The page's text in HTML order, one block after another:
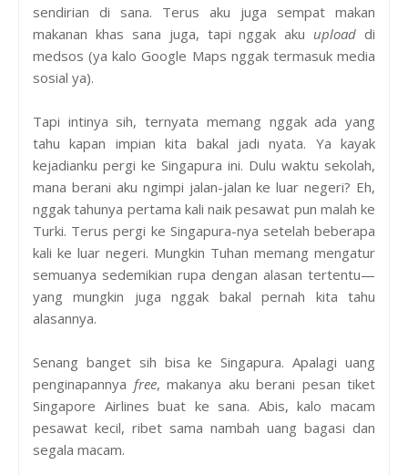
sendirian di sana. Terus aku juga sempat makan
makanan khas sana juga, tapi nggak aku upload di
medsos (ya kalo Google Maps nggak termasuk media
sosial ya).
Tapi intinya sih, ternyata memang nggak ada yang
tahu kapan impian kita bakal jadi nyata. Ya kayak
kejadianku pergi ke Singapura ini. Dulu waktu sekolah,
mana berani aku ngimpi jalan-jalan ke luar negeri? Eh,
nggak tahunya pertama kali naik pesawat pun malah ke
Turki. Terus pergi ke Singapura-nya setelah beberapa
kali ke luar negeri. Mungkin Tuhan memang mengatur
semuanya sedemikian rupa dengan alasan tertentu—
yang mungkin juga nggak bakal pernah kita tahu
alasannya.
Senang banget sih bisa ke Singapura. Apalagi uang
penginapannya free, makanya aku berani pesan tiket
Singapore Airlines buat ke sana. Abis, kalo macam
pesawat kecil, ribet sama nambah uang bagasi dan
segala macam.